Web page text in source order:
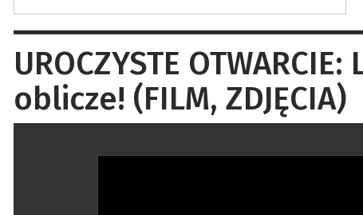
UROCZYSTE
oblicze! (FILM, ZDJĘCIA)